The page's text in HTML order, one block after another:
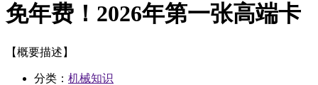
免年费！2026年第一张高端卡
【概要描述】
分类： 机械知识